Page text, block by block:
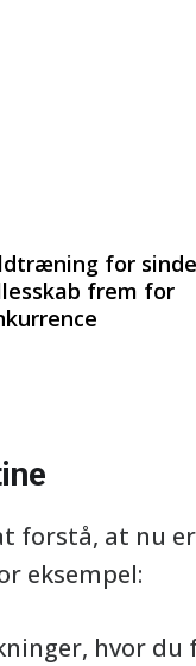
for
frem for
at nu
eksempel:
hvor du